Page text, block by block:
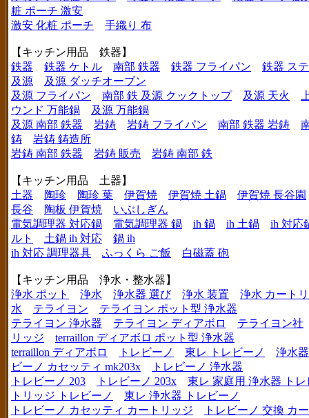
粧 ポーチ 激安
激安 化粧 ポーチ
手織り 布
【キッチン用品 鉄器】
鉄器
鉄器 ケトル 南部 鉄器 鉄器 フライパン
鉄器 ス
及源
及源 ダッチオーブン
及源 フライパン
南部 鉄 及源 クックトップ 及源 天火
ウンド 万能鍋
及源 万能鍋
及源 南部 鉄器
岩鋳 岩鋳 フライパン 南部 鉄器 岩鋳
鋳
岩鋳 鋳造所
岩鋳 南部 鉄器
岩鋳 販売 岩鋳 南部 鉄
【キッチン用品 土器】
土器
陶珍 陶珍 葉 伊賀焼 伊賀焼 土鍋
伊賀焼 長谷園
長谷
陶板 伊賀焼
いぶしぎん
電気調理器 対応鍋
電気調理器 鍋 ih 鍋 ih 土鍋
ih 対応
ルト
土鍋 ih 対応
鍋 ih
ih 対応 調理器具
ふっくら ご飯 白磁蓋 砲
【キッチン用品 浄水・整水器】
浄水 ポット
浄水 浄水器 選び 浄水 装置
浄水 カート
水
テライヨン
テライヨン ポット型 浄水器
テライヨン 浄水器
テライヨン ディアボロ
テライヨン社
リッジ
terraillon ディアボロ ポット型 浄水器
terraillon ディアボロ
トレビーノ 東レ トレビーノ
浄水
ビーノ カセッティ mk203x
トレビーノ 浄水器
トレビーノ 203
トレビーノ 203x
東レ 家庭用 浄水器 トレ
トリッジ トレビーノ
東レ 浄水器 トレビーノ
トレビーノ カセッティ カートリッジ
トレビーノ 交換 カ